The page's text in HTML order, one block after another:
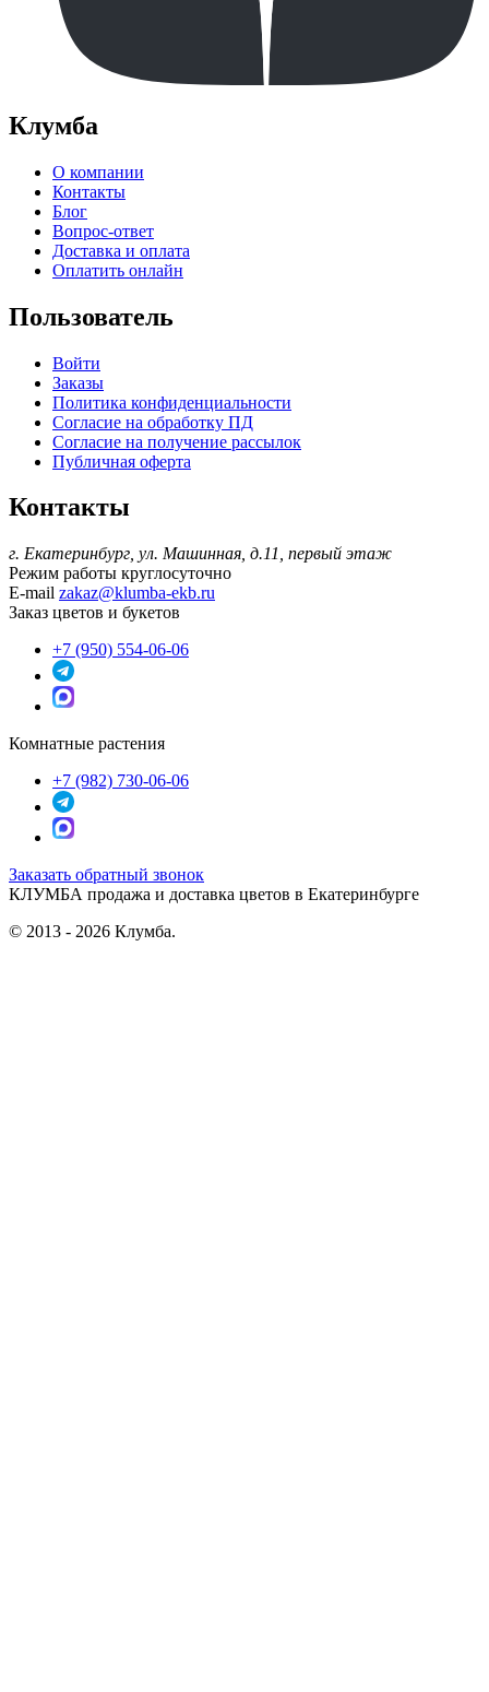
Клумба
О компании
Контакты
Блог
Вопрос-ответ
Доставка и оплата
Оплатить онлайн
Пользователь
Войти
Заказы
Политика конфиденциальности
Согласие на обработку ПД
Согласие на получение рассылок
Публичная оферта
Контакты
г. Екатеринбург, ул. Машинная, д.11, первый этаж
Режим работы круглосуточно
E-mail zakaz@klumba-ekb.ru
Заказ цветов и букетов
+7 (950) 554-06-06
Комнатные растения
+7 (982) 730-06-06
Заказать обратный звонок
КЛУМБА продажа и доставка цветов в Екатеринбурге
© 2013 - 2026 Клумба.